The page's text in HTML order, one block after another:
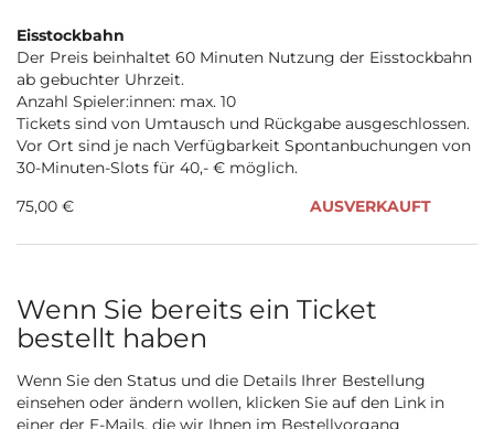
Unkategorisierte
Produkte
Eisstockbahn
Der Preis beinhaltet 60 Minuten Nutzung der Eisstockbahn
ab gebuchter Uhrzeit.
Anzahl Spieler:innen: max. 10
Tickets sind von Umtausch und Rückgabe ausgeschlossen.
Vor Ort sind je nach Verfügbarkeit Spontanbuchungen von
30-Minuten-Slots für 40,- € möglich.
75,00 €
AUSVERKAUFT
Wenn Sie bereits ein Ticket
bestellt haben
Wenn Sie den Status und die Details Ihrer Bestellung
einsehen oder ändern wollen, klicken Sie auf den Link in
einer der E-Mails, die wir Ihnen im Bestellvorgang